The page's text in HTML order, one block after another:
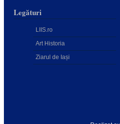
Legături
LIIS.ro
Art Historia
Ziarul de Iași